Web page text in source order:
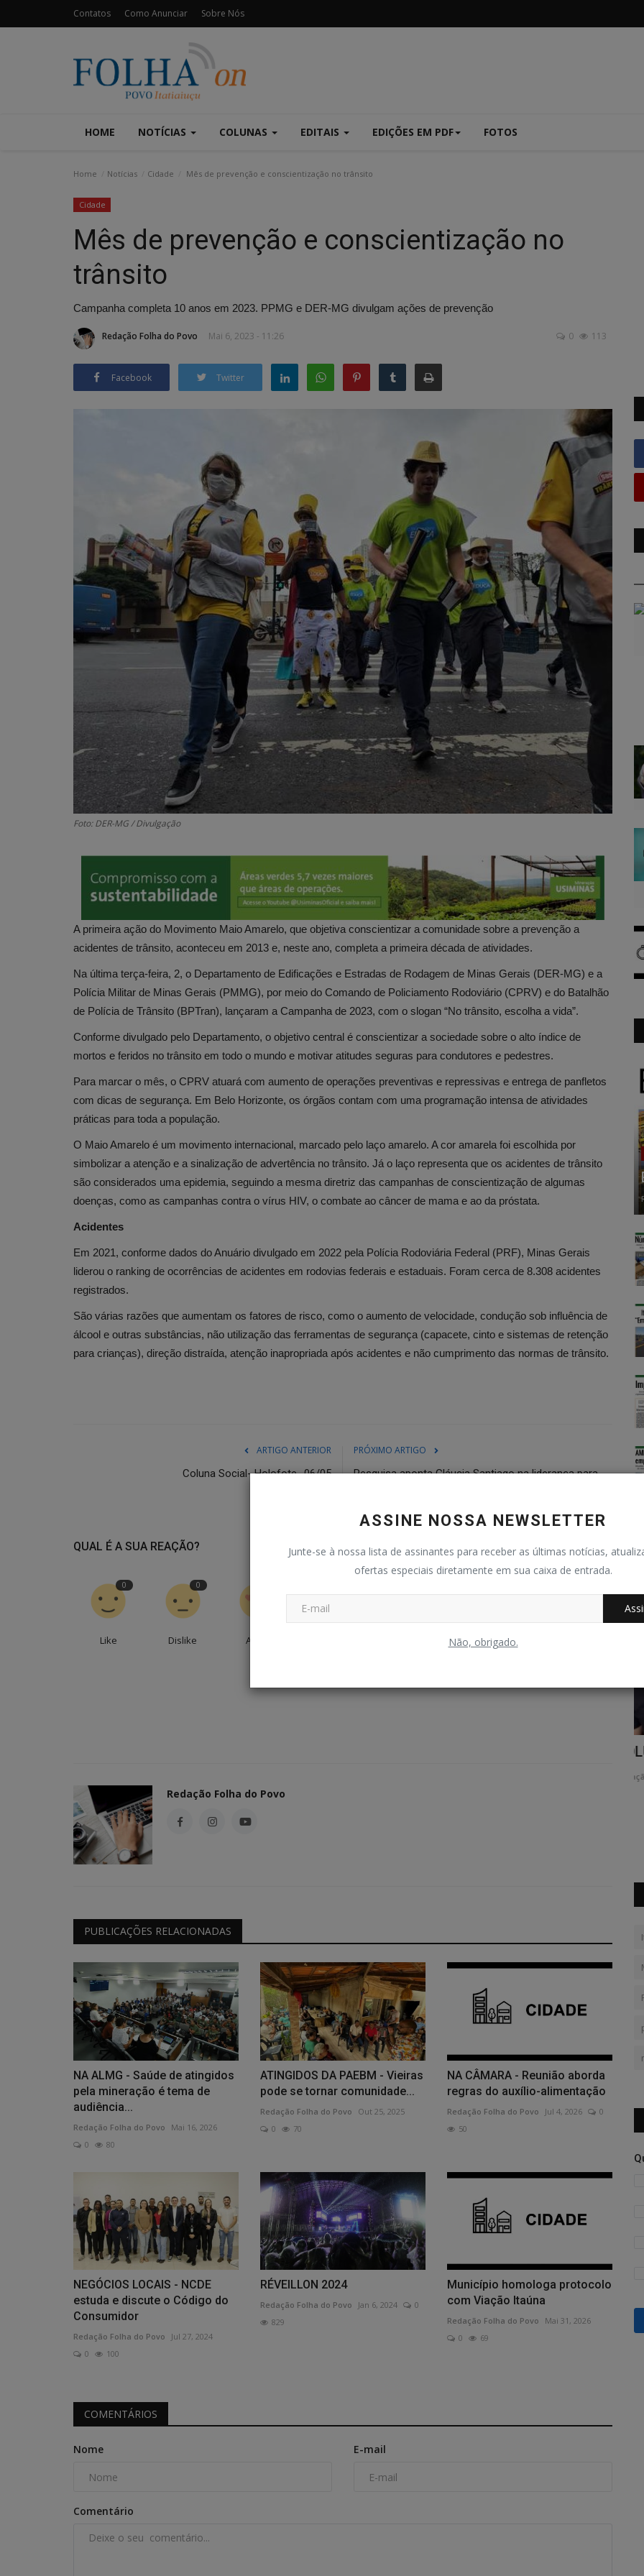
Contatos Como Anunciar Sobre Nós
HOME NOTÍCIAS COLUNAS EDITAIS EDIÇÕES EM PDF FOTOS
ASSINE NOSSA NEWSLETTER
Junte-se à nossa lista de assinantes para receber as últimas notícias,
ofertas especiais diretamente em sua caixa de entrada.
Não, obrigado.
Home Notícias Cidade Mês de prevenção e conscientização no trânsito
Cidade
Mês de prevenção e conscientização no
trânsito
Campanha completa 10 anos em 2023. PPMG e DER-MG divulgam ações de prevenção
Redação Folha do Povo Mai 6, 2023 - 11:26 0 113
Facebook Twitter
Foto: DER-MG / Divulgação
A primeira ação do Movimento Maio Amarelo, que objetiva conscientizar a comunidade sobre a prevenção a
acidentes de trânsito, aconteceu em 2013 e, neste ano, completa a primeira década de atividades.
Na última terça-feira, 2, o Departamento de Edificações e Estradas de Rodagem de Minas Gerais (DER-MG) e a
Polícia Militar de Minas Gerais (PMMG), por meio do Comando de Policiamento Rodoviário (CPRV) e do Batalhão
de Polícia de Trânsito (BPTran), lançaram a Campanha de 2023, com o slogan “No trânsito, escolha a vida”.
Conforme divulgado pelo Departamento, o objetivo central é conscientizar a sociedade sobre o alto índice de
mortos e feridos no trânsito em todo o mundo e motivar atitudes seguras para condutores e pedestres.
Para marcar o mês, o CPRV atuará com aumento de operações preventivas e repressivas e entrega de panfletos
com dicas de segurança. Em Belo Horizonte, os órgãos contam com uma programação intensa de atividades
práticas para toda a população.
O Maio Amarelo é um movimento internacional, marcado pelo laço amarelo. A cor amarela foi escolhida por
simbolizar a atenção e a sinalização de advertência no trânsito. Já o laço representa que os acidentes de trânsito
são considerados uma epidemia, seguindo a mesma diretriz das campanhas de conscientização de algumas
doenças, como as campanhas contra o vírus HIV, o combate ao câncer de mama e ao da próstata.
Acidentes
Em 2021, conforme dados do Anuário divulgado em 2022 pela Polícia Rodoviária Federal (PRF), Minas Gerais
liderou o ranking de ocorrências de acidentes em rodovias federais e estaduais. Foram cerca de 8.308 acidentes
registrados.
São várias razões que aumentam os fatores de risco, como o aumento de velocidade, condução sob influência de
álcool e outras substâncias, não utilização das ferramentas de segurança (capacete, cinto e sistemas de retenção
para crianças), direção distraída, atenção inapropriada após acidentes e não cumprimento das normas de trânsito.
ARTIGO ANTERIOR
Coluna Social- Holofote- 06/05
PRÓXIMO ARTIGO
Pesquisa aponta Gláucia Santiago na liderança para
QUAL É A SUA REAÇÃO?
0
Like
0
Dislike Amei Triste
Redação Folha do Povo
PUBLICAÇÕES RELACIONADAS
NA ALMG - Saúde de atingidos
pela mineração é tema de
audiência...
Redação Folha do Povo
Mai 16, 2026
0
80
ATINGIDOS DA PAEBM - Vieiras
pode se tornar comunidade...
Redação Folha do Povo
Out 25, 2025
0
70
NA CÂMARA - Reunião aborda
regras do auxílio-alimentação
Redação Folha do Povo Jul 4, 2026
0
50
NEGÓCIOS LOCAIS - NCDE
estuda e discute o Código do
Consumidor
Redação Folha do Povo
Jul 27, 2024
0
100
RÉVEILLON 2024
Redação Folha do Povo Jan 6, 2024
0
829
Município homologa protocolo
com Viação Itaúna
Redação Folha do Povo
Mai 31, 2026
0
69
COMENTÁRIOS
Nome E-mail
Comentário
TV e Cultura
Redação Folha do Povo Jul 25, 2026 0
Holofote